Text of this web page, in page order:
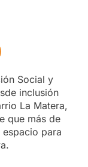
Social y
inclusión
La Matera,
que más de
para